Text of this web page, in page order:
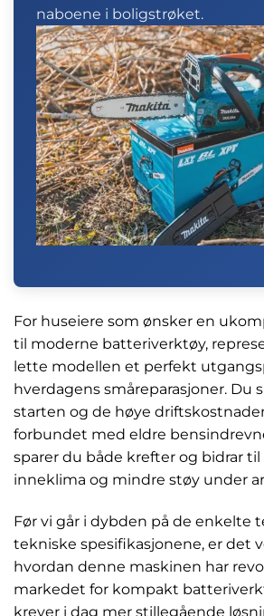
naboene i boligstrøket.
For huseiere som ønsker en
til moderne batteriverktøy,
lette modellen et perfekt
hverdagens småreparasjoner. Du
starten og de høye
forbundet med eldre
sparer du både krefter og bidrar
inneklima og mindre støy under
Før vi går i dybden på de enkelte
tekniske spesifikasjonene, er det
hvordan denne maskinen har
markedet for kompakt
krever i dag mer stillegående